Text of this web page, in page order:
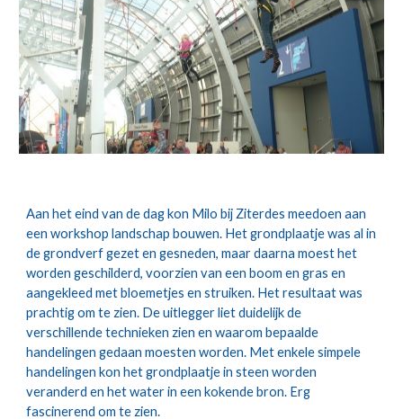
Aan het eind van de dag kon Milo bij Ziterdes meedoen aan
een workshop landschap bouwen. Het grondplaatje was al in
de grondverf gezet en gesneden, maar daarna moest het
worden geschilderd, voorzien van een boom en gras en
aangekleed met bloemetjes en struiken. Het resultaat was
prachtig om te zien. De uitlegger liet duidelijk de
verschillende technieken zien en waarom bepaalde
handelingen gedaan moesten worden. Met enkele simpele
handelingen kon het grondplaatje in steen worden
veranderd en het water in een kokende bron. Erg
fascinerend om te zien.